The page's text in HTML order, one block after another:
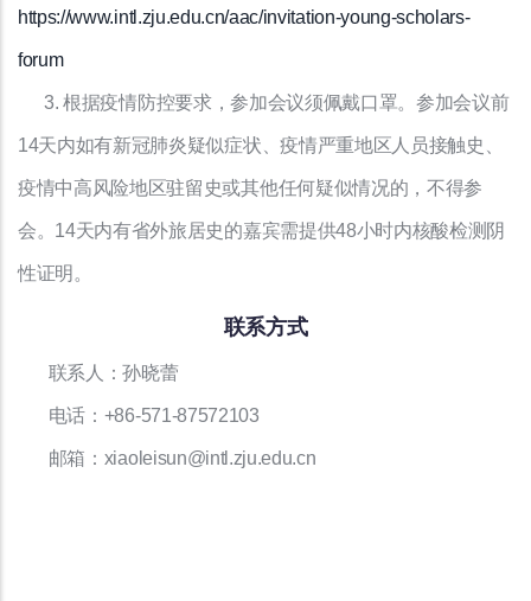
https://www.intl.zju.edu.cn/aac/invitation-young-scholars-
forum
3. 根据疫情防控要求，参加会议须佩戴口罩。参加会议前
14天内如有新冠肺炎疑似症状、疫情严重地区人员接触史、
疫情中高风险地区驻留史或其他任何疑似情况的，不得参
会。14天内有省外旅居史的嘉宾需提供48小时内核酸检测阴
性证明。
联系方式
联系人：孙晓蕾
电话：+86-571-87572103
邮箱：xiaoleisun@intl.zju.edu.cn